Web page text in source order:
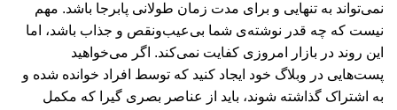
نمی‌تواند به تنهایی و برای مدت زمان طولانی پابرجا باشد. مهم
نیست که چه قدر نوشته‌ی شما بی‌عیب‌ونقص و جذاب باشد، اما
این روند در بازار امروزی کفایت نمی‌کند. اگر می‌خواهید
پست‌هایی در وبلاگ خود ایجاد کنید که توسط افراد خوانده شده و
به اشتراک گذاشته شوند، باید از عناصر بصری گیرا که مکمل